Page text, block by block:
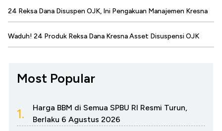
24 Reksa Dana Disuspen OJK, Ini Pengakuan Manajemen Kresna
Waduh! 24 Produk Reksa Dana Kresna Asset Disuspensi OJK
Most Popular
1.
Harga BBM di Semua SPBU RI Resmi Turun,
Berlaku 6 Agustus 2026